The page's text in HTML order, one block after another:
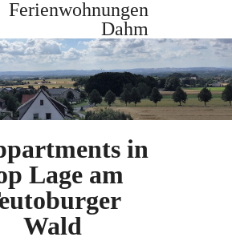
Ferienwohnungen
Dahm
in
Lage am
Wald